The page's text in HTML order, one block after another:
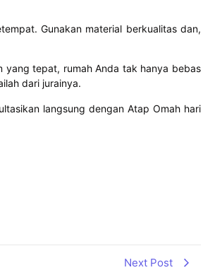
Gunakan material berkualitas dan,
yang tepat, rumah Anda tak hanya bebas
dari jurainya.
langsung dengan Atap Omah hari
Next Post